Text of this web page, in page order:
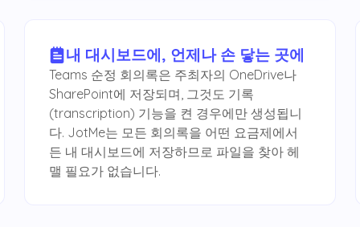
내 대시보드에, 언제나 손 닿는 곳에
Teams 순정 회의록은 주최자의 OneDrive나
SharePoint에 저장되며, 그것도 기록
(transcription) 기능을 켠 경우에만 생성됩니
다. JotMe는 모든 회의록을 어떤 요금제에서
든 내 대시보드에 저장하므로 파일을 찾아 헤
맬 필요가 없습니다.